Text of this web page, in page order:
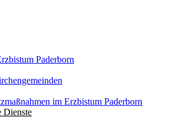
Paderborn
im Erzbistum Paderborn
Dienste